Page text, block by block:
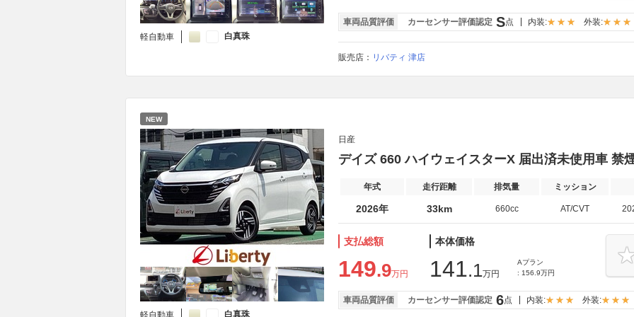
軽自動車 白真珠
車両品質評価 カーセンサー評価認定 S点 内装: 外装:
販売店： リバティ 津店
NEW
軽自動車 白真珠
日産
デイズ 660 ハイウェイスターX 届出済未使用車 禁
年式 走行距離 排気量 ミッション
2026年 33km 660cc AT/CVT
支払総額
149.9万円
本体価格
141.1万円
Aプラン
: 156.9万円
車両品質評価 カーセンサー評価認定 6点 内装: 外装: